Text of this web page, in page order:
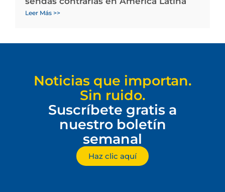
Leer Más >>
Noticias que importan.
Sin ruido.
Suscríbete gratis a
nuestro boletín
semanal
Haz clic aquí